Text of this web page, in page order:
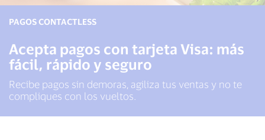
PAGOS CONTACTLESS
Acepta pagos con tarjeta Visa: más
fácil, rápido y seguro
Recibe pagos sin demoras, agiliza tus ventas y no te
compliques con los vueltos.